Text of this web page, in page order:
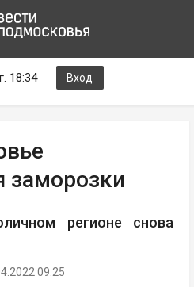
18:34 Вход
заморозки
регионе снова
09:25